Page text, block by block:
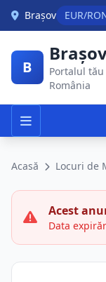
Skip to main
Brașov EUR/
B
Portalul
România
Acasă Locuri de
Acest
Data